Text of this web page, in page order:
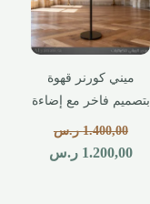
ميني كورنر قهوة
بتصميم فاخر مع إضاءة
1.400,00 ر.س
1.200,00 ر.س